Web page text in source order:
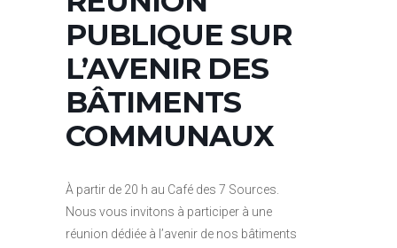
PUBLIQUE SUR
L’AVENIR DES
BÂTIMENTS
COMMUNAUX
À partir de 20 h au Café des 7 Sources.
Nous vous invitons à participer à une
réunion dédiée à l’avenir de nos bâtiments